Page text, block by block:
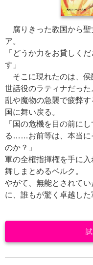
腐りきった教国から聖
ア。
「どうか力をお貸しく
す」
そこに現れたのは、侯
世話役のラティナだっ
乱や魔物の急襲で疲弊
国に舞い戻る。
「国の危機を目の前に
る……お前等は、本当に
のか？」
軍の全権指揮権を手に
舞しまとめるベルク。
やがて、無能とされて
に、誰もが驚く卓越し